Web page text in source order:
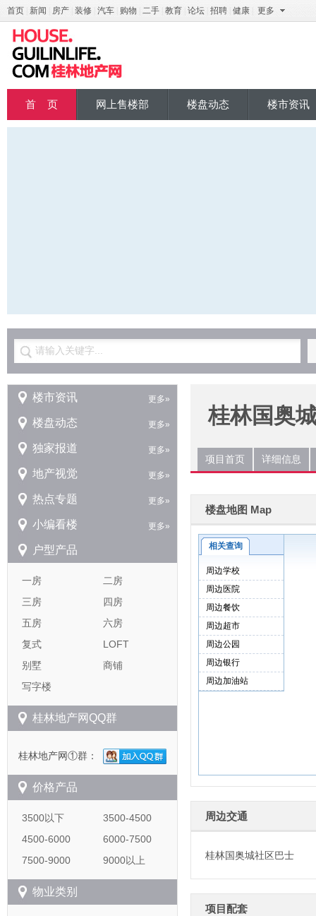
首页 新闻 房产 装修 汽车 购物 二手 教育 论坛 招聘 健康 更多
首 页 网上售楼部 楼盘动态 楼市资讯
请输入关键字...
更多»
楼市资讯
更多»
楼盘动态
更多»
独家报道
更多»
地产视觉
更多»
热点专题
更多»
小编看楼
户型产品
一房
二房
三房
四房
五房
六房
复式
LOFT
别墅
商铺
写字楼
桂林地产网QQ群
桂林地产网①群：
价格产品
3500以下
3500-4500
4500-6000
6000-7500
7500-9000
9000以上
物业类别
桂林国奥
项目首页 详细信息
楼盘地图 Map
周边交通
桂林国奥城社区巴士
项目配套